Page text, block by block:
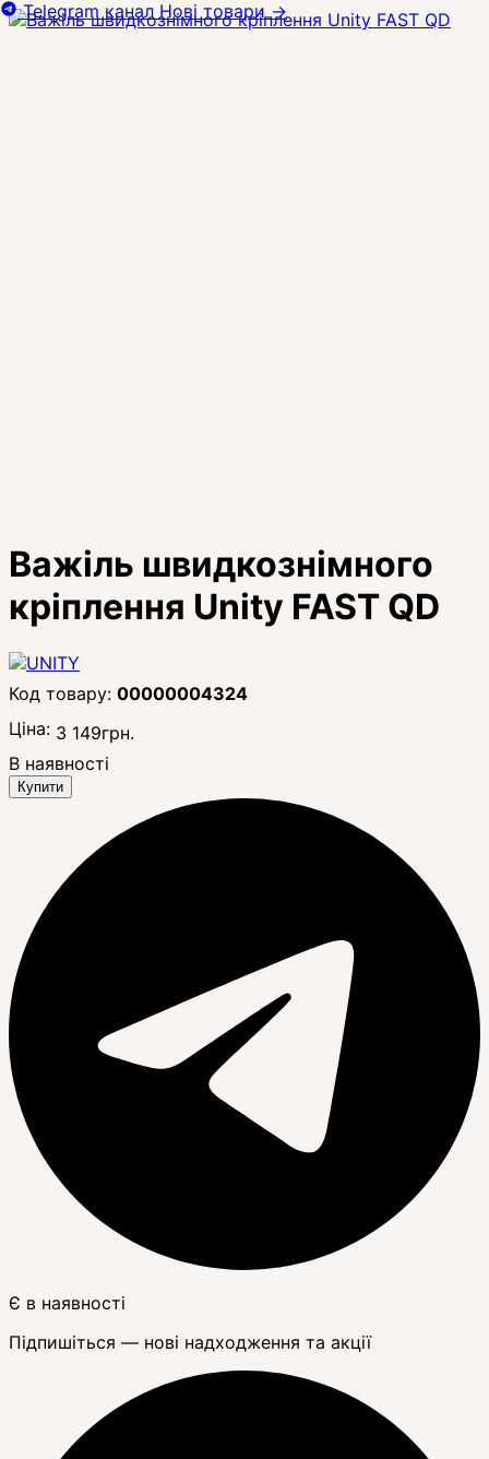
Важіль швидкознімного
кріплення Unity FAST QD
00000004324
Ціна: 3 149грн.
В наявності
Купити
Є в наявності
Підпишіться — нові надходження та акції
Telegram канал Нові товари→